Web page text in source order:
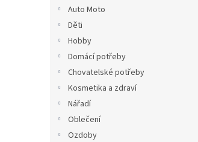
Auto Moto
Děti
Hobby
Domácí potřeby
Chovatelské potřeby
Kosmetika a zdraví
Nářadí
Oblečení
Ozdoby